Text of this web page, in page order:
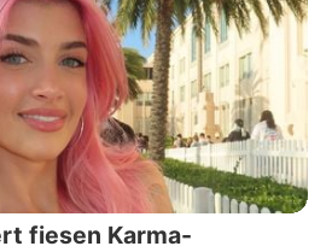
fiesen Karma-